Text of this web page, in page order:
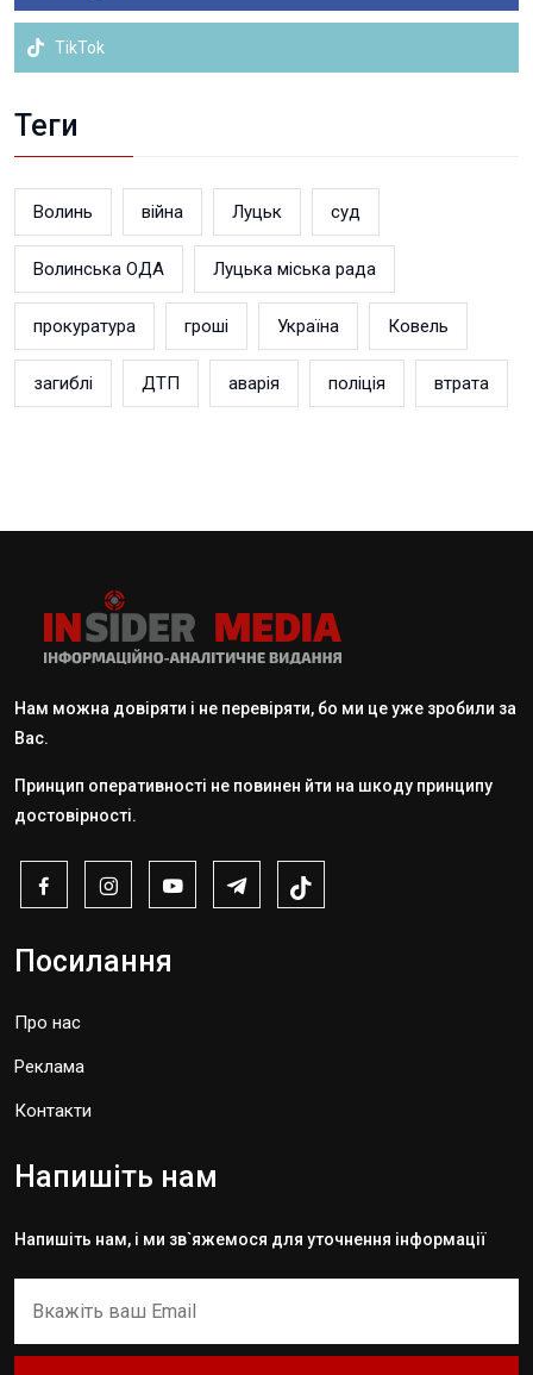
TikTok
Теги
Волинь війна Луцьк суд
Волинська ОДА Луцька міська рада
прокуратура гроші Україна Ковель
загиблі ДТП аварія поліція втрата
Нам можна довіряти і не перевіряти, бо ми це уже зробили за
Вас.
Принцип оперативності не повинен йти на шкоду принципу
достовірності.
Посилання
Про нас
Реклама
Контакти
Напишіть нам
Напишіть нам, і ми зв`яжемося для уточнення інформації